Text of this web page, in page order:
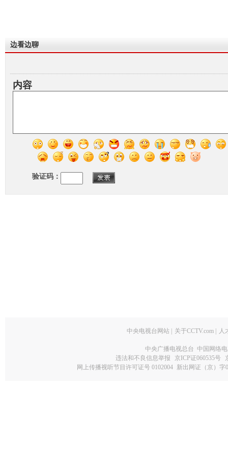
边看边聊
内容
验证码：
中央电视台网站 关于CCTV.com 人
中央广播电视总台 中国网络
违法和不良信息举报
京ICP证060535号
网上传播视听节目许可证号 0102004 新出网证（京）